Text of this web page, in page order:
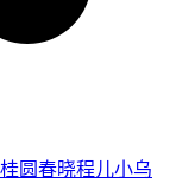
圆春晓程儿小乌